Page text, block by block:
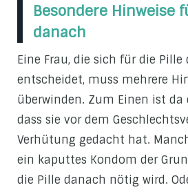
Besondere Hinweise
danach
Eine Frau, die sich für die Pille
entscheidet, muss mehrere
überwinden. Zum Einen ist da
dass sie vor dem
Verhütung gedacht hat.
ein kaputtes Kondom der
die Pille danach nötig wird.